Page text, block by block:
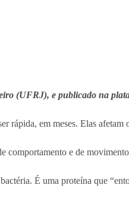
(UFRJ), e publicado na
rápida, em meses. Elas afetam
comportamento e de
É uma proteína que